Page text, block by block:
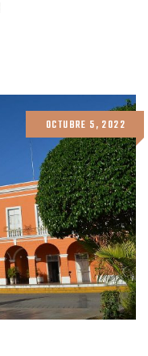
OCTUBRE 5, 2022